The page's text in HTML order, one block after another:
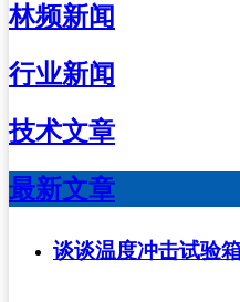
林频新闻
行业新闻
技术文章
最新文章
谈谈温度冲击试验